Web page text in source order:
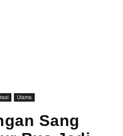
Utama
Sang